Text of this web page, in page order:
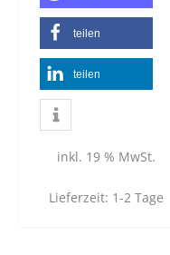
teilen
teilen
inkl. 19 % MwSt.
Lieferzeit: 1-2 Tage